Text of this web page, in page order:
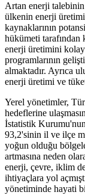
Artan enerji talebinin
ülkenin enerji
kaynaklarının
hükümeti tarafından
enerji üretimini
programlarının
almaktadır. Ayrıca
enerji üretimi ve
Yerel yönetimler,
hedeflerine
İstatistik
93,2'sinin il ve ilçe
yoğun olduğu
artmasına neden
enerji, çevre, iklim
ihtiyaçlara yol
yönetiminde hayati